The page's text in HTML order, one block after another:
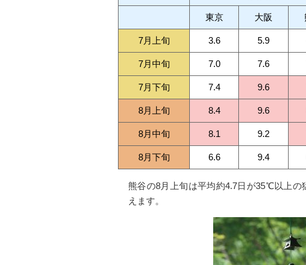
東京 大阪
7月上旬 3.6 5.9
7月中旬 7.0 7.6
7月下旬 7.4 9.6
8月上旬 8.4 9.6
8月中旬 8.1 9.2
8月下旬 6.6 9.4
熊谷の8月上旬は平均約4.7日が35℃以上の
えます。